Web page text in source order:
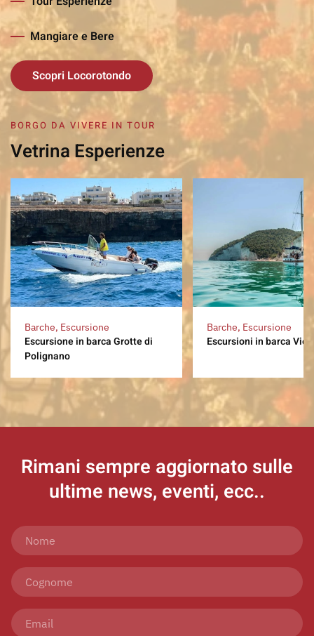
Mangiare e Bere
Scopri Locorotondo
BORGO DA VIVERE IN TOUR
Vetrina Esperienze
Barche, Escursione
Escursione in barca Grotte di
Polignano
Barche, Escursione
Escursioni in barca
Rimani sempre aggiornato sulle
ultime news, eventi, ecc..